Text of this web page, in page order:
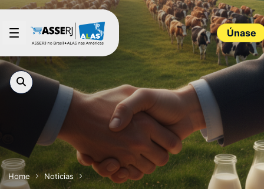
Saltar al contenido principal
Únase
Home
Noticias